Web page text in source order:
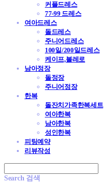
커플드레스
77-99 드레스
여아드레스
돌드레스
주니어드레스
100일/200일드레스
케이프,볼레로
남아정장
돌정장
주니어정장
한복
돌잔치가족한복세트
여아한복
남아한복
성인한복
피팅예약
리뷰작성
Search 검색